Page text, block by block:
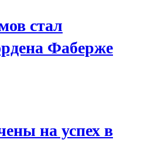
стал
Фаберже
на успех в